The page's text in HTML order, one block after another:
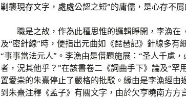
剿襲現存文字，處處公認之短”的庸儒，是心存不屑
職是之故，作為此種思惟的邏輯睜開，李漁在
及“密針線”時，便指出元曲如《琵琶記》針線多有
“事事當法元人”。李漁由是借題施展：“圣人千慮
者，況其他乎？”在該書卷二《詞曲手下》論及“罕
置愛崇的朱熹停止了嚴格的批駁。緣由是李漁經由
到朱熹注釋《孟子》有關文字，由於欠亨曉南方方